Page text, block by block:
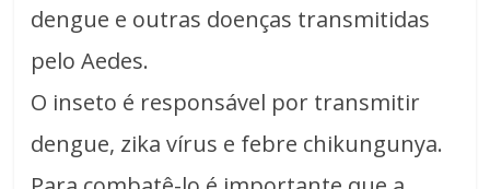
dengue e outras doenças transmitidas
pelo Aedes.
O inseto é responsável por transmitir
dengue, zika vírus e febre chikungunya.